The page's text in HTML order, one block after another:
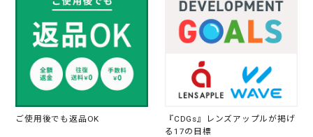
ご使用後でも返品OK
『CDGs』レンズアップルが掲げ
る17の目標